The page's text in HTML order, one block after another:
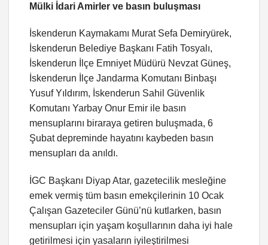
Mülki İdari Amirler ve basın buluşması
İskenderun Kaymakamı Murat Sefa Demiryürek,
İskenderun Belediye Başkanı Fatih Tosyalı,
İskenderun İlçe Emniyet Müdürü Nevzat Güneş,
İskenderun İlçe Jandarma Komutanı Binbaşı
Yusuf Yıldırım, İskenderun Sahil Güvenlik
Komutanı Yarbay Onur Emir ile basın
mensuplarını biraraya getiren buluşmada, 6
Şubat depreminde hayatını kaybeden basın
mensupları da anıldı.
İGC Başkanı Diyap Atar, gazetecilik mesleğine
emek vermiş tüm basın emekçilerinin 10 Ocak
Çalışan Gazeteciler Günü’nü kutlarken, basın
mensupları için yaşam koşullarının daha iyi hale
getirilmesi için yasaların iyileştirilmesi